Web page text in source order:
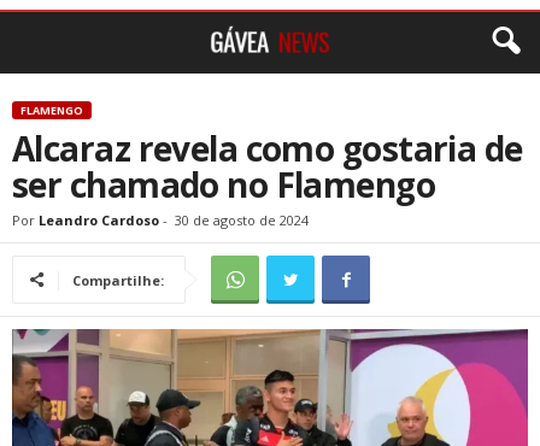
FLAMENGO
Alcaraz revela como gostaria de
ser chamado no Flamengo
Por Leandro Cardoso - 30 de agosto de 2024
Compartilhe: